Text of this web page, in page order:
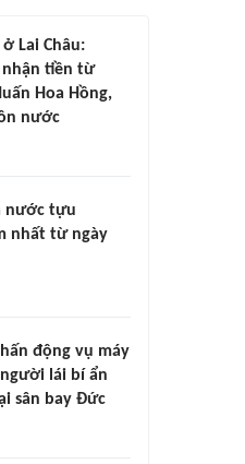
Lai Châu:
nhận tiền từ
Hoa Hồng,
nước
nước tựu
nhất từ ngày
động vụ máy
lái bí ẩn
sân bay Đức